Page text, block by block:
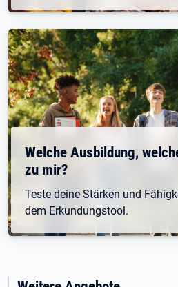
Welche Ausbildung,
zu mir?
Teste deine Stärken und
dem Erkundungstool.